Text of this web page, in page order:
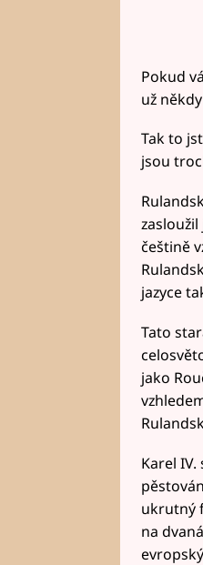
Pokud
už
Tak to
jsou
češtině
jazyce
Tato
jako
Karel
ukrutný
na